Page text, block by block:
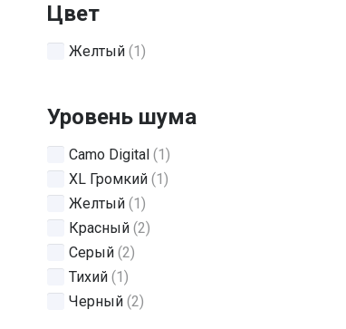
Цвет
Желтый (1)
Уровень шума
Camo Digital (1)
XL Громкий (1)
Желтый (1)
Красный (2)
Серый (2)
Тихий (1)
Черный (2)